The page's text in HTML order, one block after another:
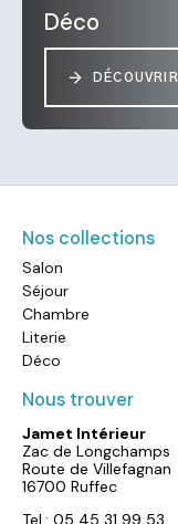
Déco
DÉCOUVRIR
Nos collections
Salon
Séjour
Chambre
Literie
Déco
Nous trouver
Jamet Intérieur
Zac de Longchamps
Route de Villefagnan
16700 Ruffec
Tel.: 05 45 31 99 53